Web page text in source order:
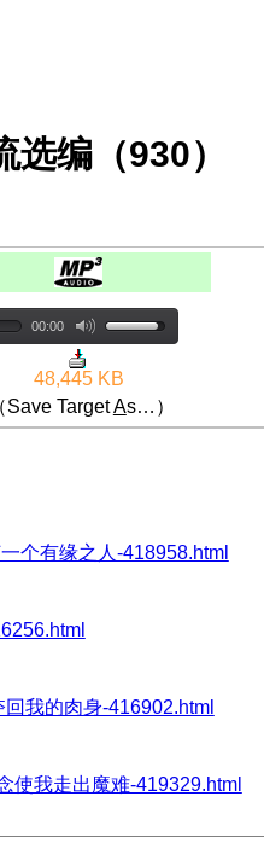
编（930）
00:00
48,445 KB
Save TargetAs…）
个有缘之人-418958.html
我的肉身-416902.html
使我走出魔难-419329.html